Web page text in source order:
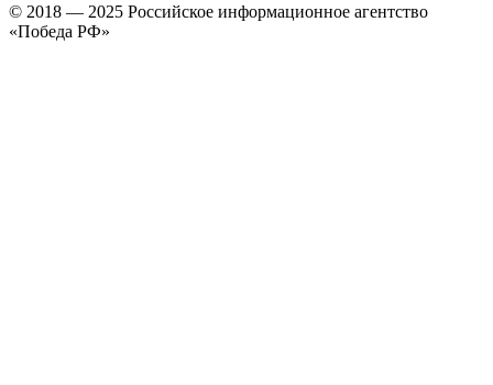
© 2018 — 2025 Российское информационное агентство
«Победа РФ»